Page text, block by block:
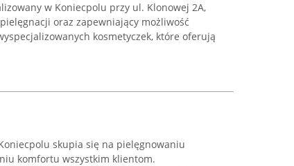
w Koniecpolu przy ul. Klonowej 2A,
oraz zapewniający możliwość
kosmetyczek, które oferują
skupia się na pielęgnowaniu
komfortu wszystkim klientom.